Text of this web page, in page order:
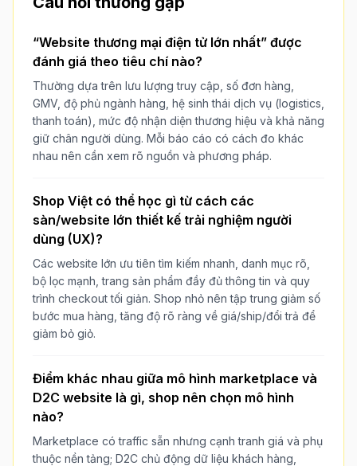
“Website thương mại điện tử lớn nhất” được
đánh giá theo tiêu chí nào?
Thường dựa trên lưu lượng truy cập, số đơn hàng,
GMV, độ phủ ngành hàng, hệ sinh thái dịch vụ (logistics,
thanh toán), mức độ nhận diện thương hiệu và khả năng
giữ chân người dùng. Mỗi báo cáo có cách đo khác
nhau nên cần xem rõ nguồn và phương pháp.
Shop Việt có thể học gì từ cách các
sàn/website lớn thiết kế trải nghiệm người
dùng (UX)?
Các website lớn ưu tiên tìm kiếm nhanh, danh mục rõ,
bộ lọc mạnh, trang sản phẩm đầy đủ thông tin và quy
trình checkout tối giản. Shop nhỏ nên tập trung giảm số
bước mua hàng, tăng độ rõ ràng về giá/ship/đổi trả để
giảm bỏ giỏ.
Điểm khác nhau giữa mô hình marketplace và
D2C website là gì, shop nên chọn mô hình
nào?
Marketplace có traffic sẵn nhưng cạnh tranh giá và phụ
thuộc nền tảng; D2C chủ động dữ liệu khách hàng,